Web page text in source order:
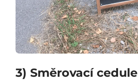
3) Směrovací cedule